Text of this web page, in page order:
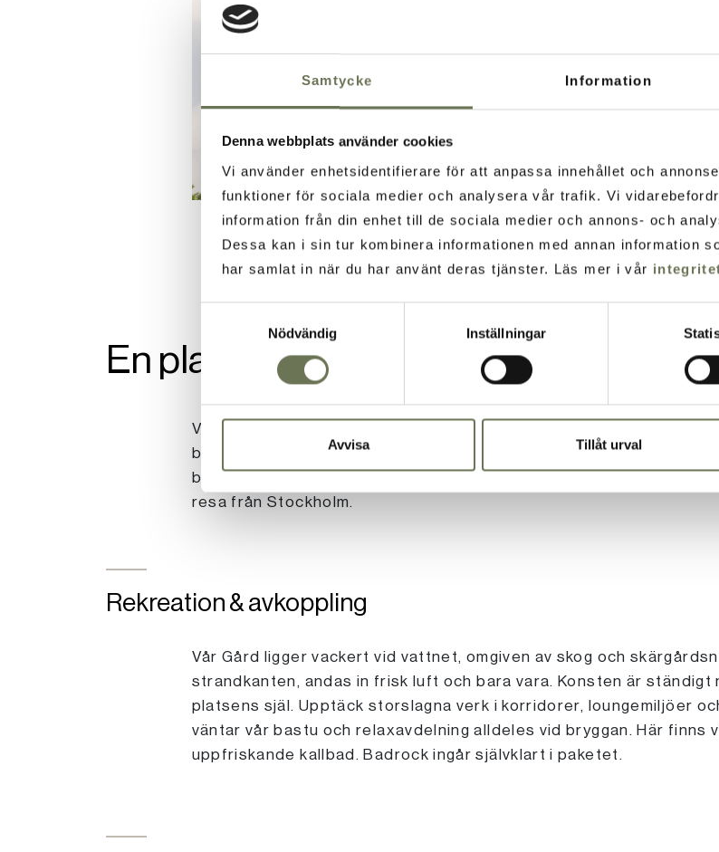
Samtycke Information
Denna webbplats använder cookies
Vi använder enhetsidentifierare för att anpassa innehållet och
funktioner för sociala medier och analysera vår trafik. Vi
information från din enhet till de sociala medier och annons- och
Dessa kan i sin tur kombinera informationen med annan information
har samlat in när du har använt deras tjänster. Läs mer i vår
Nödvändig
Inställningar
Avvisa Tillåt urval
En plats med hav, historia och
Vår Gård ligger i natursköna Saltsjöbaden, en historisk
besökare med havsluft och rekreation. Här möts glittrande vatten,
bär på en lång tradition av kultur och gemenskap. Allt samlat i en
resa från Stockholm.
Rekreation & avkoppling
Vår Gård ligger vackert vid vattnet, omgiven av skog och
strandkanten, andas in frisk luft och bara vara. Konsten är ständigt
platsens själ. Upptäck storslagna verk i korridorer, loungemiljöer
väntar vår bastu och relaxavdelning alldeles vid bryggan. Här finns
uppfriskande kallbad. Badrock ingår självklart i paketet.